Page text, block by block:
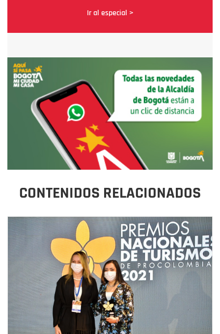
Ir al especial >
CONTENIDOS RELACIONADOS